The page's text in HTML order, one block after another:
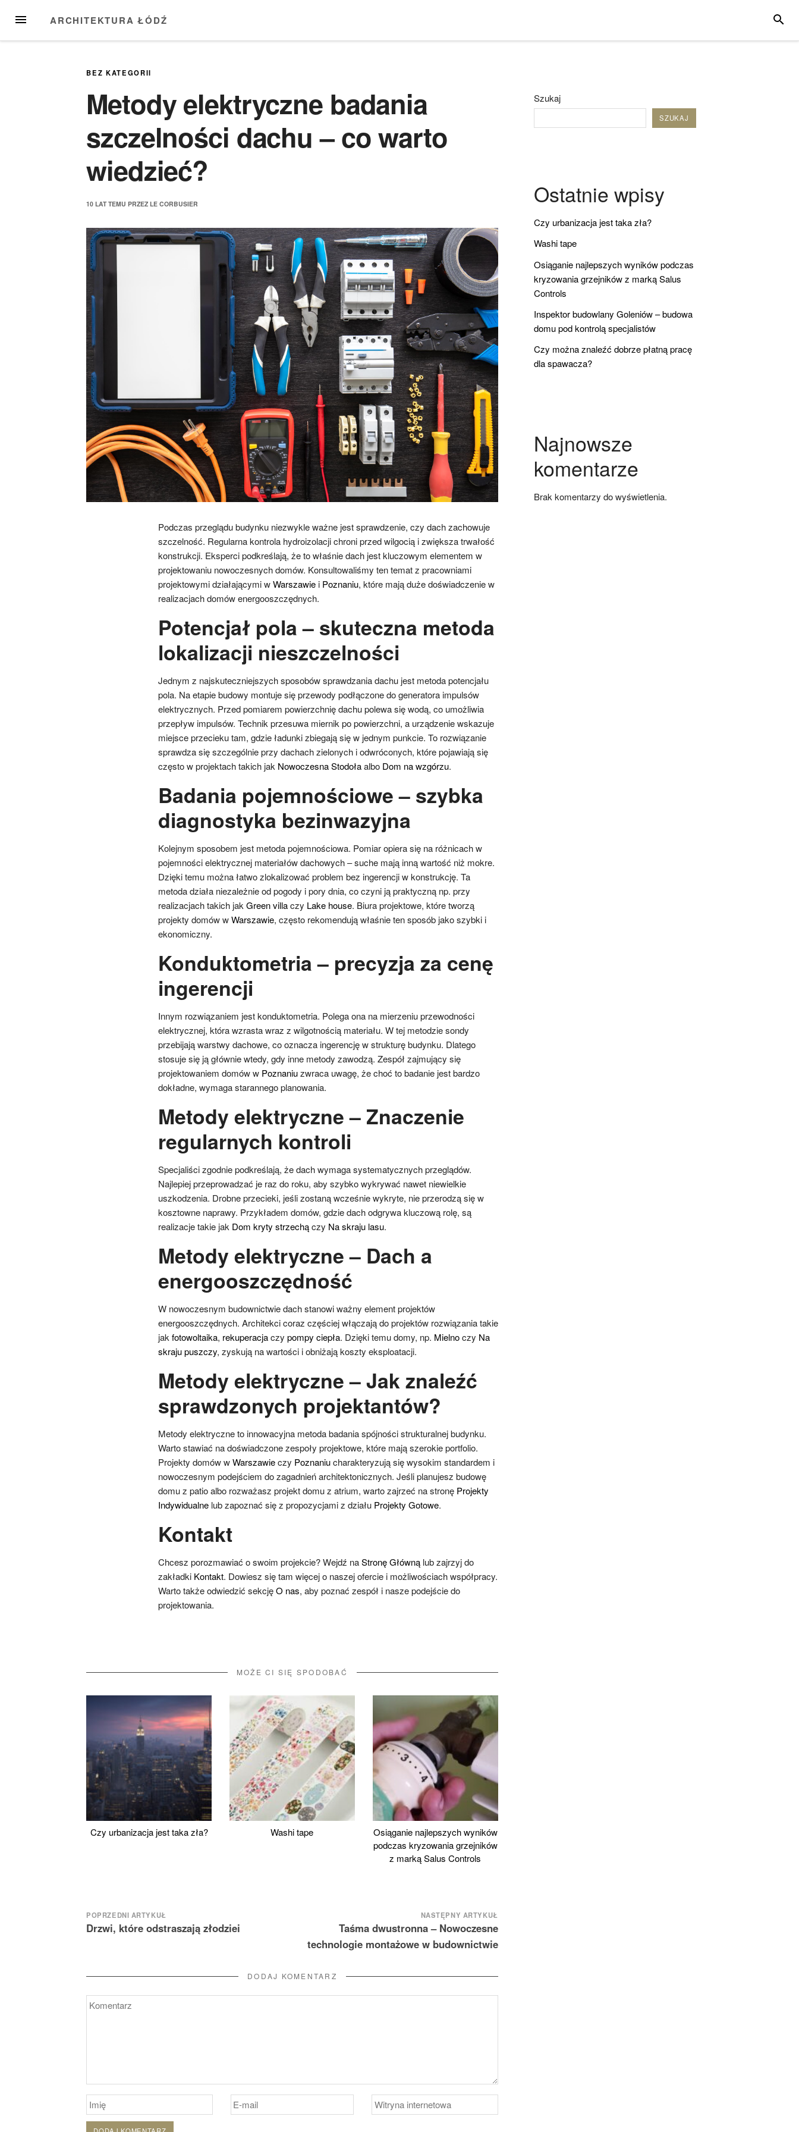
MENU ARCHITEKTURA ŁÓDŹ
BEZ KATEGORII
Metody elektryczne badania
szczelności dachu – co warto
wiedzieć?
10 LATTEMU PRZEZLE CORBUSIER
Podczas przeglądu budynku niezwykle ważne jest sprawdzenie, czy dach zachowuje
szczelność. Regularna kontrola hydroizolacji chroni przed wilgocią i zwiększa trwałość
konstrukcji. Eksperci podkreślają, że to właśnie dach jest kluczowym elementem w
projektowaniu nowoczesnych domów. Konsultowaliśmy ten temat z pracowniami
projektowymi działającymi wWarszawiei Poznaniu, które mają duże doświadczenie w
realizacjach domów energooszczędnych.
Potencjał pola – skuteczna metoda
lokalizacji nieszczelności
Jednym z najskuteczniejszych sposobów sprawdzania dachu jest metoda potencjału
pola. Na etapie budowy montuje się przewody podłączone do generatora impulsów
elektrycznych. Przed pomiarem powierzchnię dachu polewa się wodą, co umożliwia
przepływ impulsów. Technik przesuwa miernik po powierzchni, a urządzenie wskazuje
miejsce przecieku tam, gdzie ładunki zbiegają się w jednym punkcie. To rozwiązanie
sprawdza się szczególnie przy dachach zielonych i odwróconych, które pojawiają się
często w projektach takich jak Nowoczesna Stodołaalbo Dom na wzgórzu.
Badania pojemnościowe – szybka
diagnostyka bezinwazyjna
Kolejnym sposobem jest metoda pojemnościowa. Pomiar opiera się na różnicach w
pojemności elektrycznej materiałów dachowych – suche mają inną wartość niż mokre.
Dzięki temu można łatwo zlokalizować problem bez ingerencji w konstrukcję. Ta
metoda działa niezależnie od pogody i pory dnia, co czyni ją praktyczną np. przy
realizacjach takich jakGreen villaczy Lake house. Biura projektowe, które tworzą
projekty domów wWarszawie, często rekomendują właśnie ten sposób jako szybki i
ekonomiczny.
Konduktometria – precyzja za cenę
ingerencji
Innym rozwiązaniem jest konduktometria. Polega ona na mierzeniu przewodności
elektrycznej, która wzrasta wraz z wilgotnością materiału. W tej metodzie sondy
przebijają warstwy dachowe, co oznacza ingerencję w strukturę budynku. Dlatego
stosuje się ją głównie wtedy, gdy inne metody zawodzą. Zespół zajmujący się
projektowaniem domów w Poznaniuzwraca uwagę, że choć to badanie jest bardzo
dokładne, wymaga starannego planowania.
Metody elektryczne – Znaczenie
regularnych kontroli
Specjaliści zgodnie podkreślają, że dach wymaga systematycznych przeglądów.
Najlepiej przeprowadzać je raz do roku, aby szybko wykrywać nawet niewielkie
uszkodzenia. Drobne przecieki, jeśli zostaną wcześnie wykryte, nie przerodzą się w
kosztowne naprawy. Przykładem domów, gdzie dach odgrywa kluczową rolę, są
realizacje takie jak Dom kryty strzechączy Na skraju lasu.
Metody elektryczne – Dach a
energooszczędność
W nowoczesnym budownictwie dach stanowi ważny element projektów
energooszczędnych. Architekci coraz częściej włączają do projektów rozwiązania takie
jakfotowoltaika, rekuperacjaczy pompy ciepła. Dzięki temu domy, np. Mielnoczy Na
skraju puszczy, zyskują na wartości i obniżają koszty eksploatacji.
Metody elektryczne – Jak znaleźć
sprawdzonych projektantów?
Metody elektryczne to innowacyjna metoda badania spójności strukturalnej budynku.
Warto stawiać na doświadczone zespoły projektowe, które mają szerokie portfolio.
Projekty domów wWarszawieczy Poznaniucharakteryzują się wysokim standardem i
nowoczesnym podejściem do zagadnień architektonicznych. Jeśli planujesz budowę
domu z patio albo rozważasz projekt domu z atrium, warto zajrzeć na stronę Projekty
Indywidualnelub zapoznać się z propozycjami z działu Projekty Gotowe.
Kontakt
Chcesz porozmawiać o swoim projekcie? Wejdź naStronę Głównąlub zajrzyj do
zakładki Kontakt. Dowiesz się tam więcej o naszej ofercie i możliwościach współpracy.
Warto także odwiedzić sekcjęO nas, aby poznać zespół i nasze podejście do
projektowania.
MOŻE CI SIĘ SPODOBAĆ
Czy urbanizacja jest taka zła? Washi tape
Osiąganie najlepszych wyników
podczas kryzowania grzejników
z marką Salus Controls
Nawigacja
POPRZEDNI ARTYKUŁ
Drzwi, które odstraszają złodziei
NASTĘPNY ARTYKUŁ
Taśma dwustronna – Nowoczesne
technologie montażowe w budownictwie
DODAJ KOMENTARZ
Szukaj
SZUKAJ
Ostatnie wpisy
Czy urbanizacja jest taka zła?
Washi tape
Osiąganie najlepszych wyników podczas
kryzowania grzejników z marką Salus
Controls
Inspektor budowlany Goleniów – budowa
domu pod kontrolą specjalistów
Czy można znaleźć dobrze płatną pracę
dla spawacza?
Najnowsze
komentarze
Brak komentarzy do wyświetlenia.